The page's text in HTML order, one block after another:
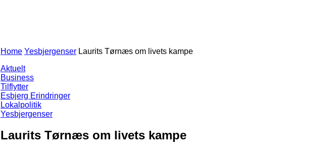
Home Yesbjergenser Laurits Tørnæs om livets kampe
Aktuelt
Business
Tilflytter
Esbjerg Erindringer
Lokalpolitik
Yesbjergenser
Laurits Tørnæs om livets kampe